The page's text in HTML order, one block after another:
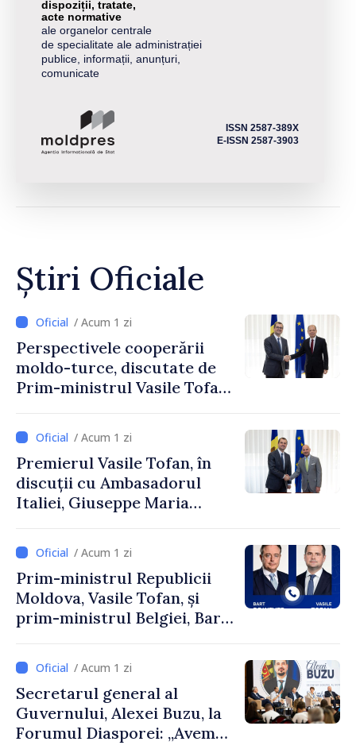
dispoziții, tratate,
acte normative
ale organelor centrale
de specialitate ale administrației
publice, informații, anunțuri,
comunicate
ISSN 2587-389X
E-ISSN 2587-3903
Știri Oficiale
/ Acum 1 zi
Perspectivele cooperării
moldo-turce, discutate de
Prim-ministrul Vasile Tofan
Uygar Mustafa Sertel
/ Acum 1 zi
Premierul Vasile Tofan, în
discuții cu Ambasadorul
Italiei, Giuseppe Maria
/ Acum 1 zi
Prim-ministrul Republicii
Moldova, Vasile Tofan, și
prim-ministrul Belgiei, Bart
despre parcursul european
al Republicii Moldova.
/ Acum 1 zi
Secretarul general al
Guvernului, Alexei Buzu, la
Forumul Diasporei: „Avem